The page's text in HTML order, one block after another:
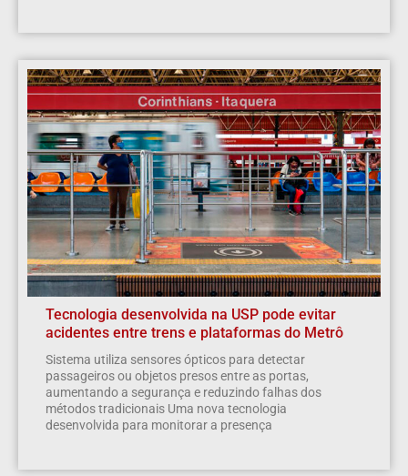
Tecnologia desenvolvida na USP pode evitar
acidentes entre trens e plataformas do Metrô
Sistema utiliza sensores ópticos para detectar
passageiros ou objetos presos entre as portas,
aumentando a segurança e reduzindo falhas dos
métodos tradicionais Uma nova tecnologia
desenvolvida para monitorar a presença